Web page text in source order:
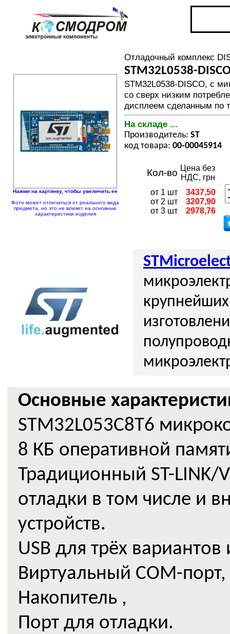
Нажми на картинку, чтобы увеличить ее
Фото может отличаться от реального вида
предмета, но это не влияет на основные
характеристики изделия
Отладочный комплекс
STM32L0538-
STM32L0538-DISCO, с
со сверх низким
дисплеем сделанным по
На складе ...
Производитель: ST
код товара: 00-00045914
Кол-во Цена без
НДС, грн
от 1 шт
от 2 шт
от 3 шт
3437,50
3207,90
2978,76
Основные
STM32L053C8T6
8 КБ оперативной
Традиционный ST-LINK/
отладки в том числе и
устройств.
USB для трёх
Виртуальный COM-порт,
Накопитель ,
Порт для отладки.